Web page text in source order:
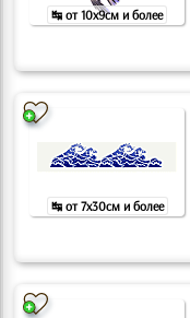
↹ от 10x9см и более
↹ от 7x30см и более